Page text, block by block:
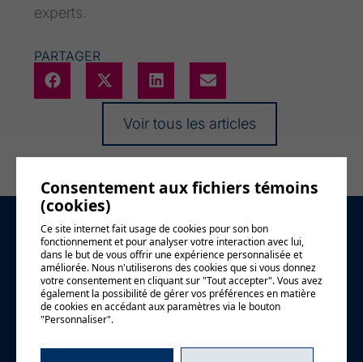
experts.
PARTAGER
Voir tous les articles
Demande
d'information
Prénom*
Consentement aux fichiers témoins
(cookies)
Ce site internet fait usage de cookies pour son bon
fonctionnement et pour analyser votre interaction avec lui,
dans le but de vous offrir une expérience personnalisée et
améliorée. Nous n'utiliserons des cookies que si vous donnez
votre consentement en cliquant sur "Tout accepter". Vous avez
également la possibilité de gérer vos préférences en matière
de cookies en accédant aux paramètres via le bouton
"Personnaliser".